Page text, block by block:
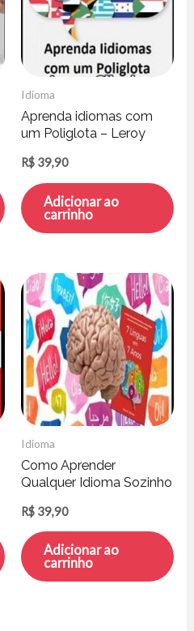
Idioma
Aprenda idiomas com
um Poliglota – Leroy
R$ 39,90
Adicionar ao
carrinho
Idioma
Como Aprender
Qualquer Idioma Sozinho
Barbosa
R$ 39,90
Adicionar ao
carrinho